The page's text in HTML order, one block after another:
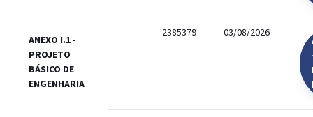
ANEXO I.1 -
PROJETO
BÁSICO DE
ENGENHARIA
- 2385379 03/08/2026